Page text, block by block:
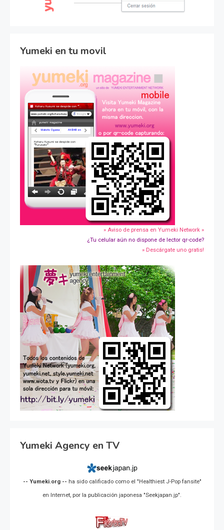
Yumeki en tu movil
» Aviso de prensa en Yumeki Network »
¿Tu celular aún no dispone de lector qr-code?
» Descárgate uno gratis!
Yumeki Agency en TV
-- Yumeki.org -- ha sido calificado como el "Healthiest J-Pop fansite"
en Internet, por la publicación japonesa "Seekjapan.jp".